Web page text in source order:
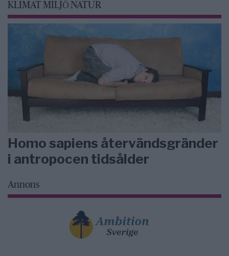
KLIMAT MILJÖ NATUR
Homo sapiens återvändsgränder
i antropocen tidsålder
Annons